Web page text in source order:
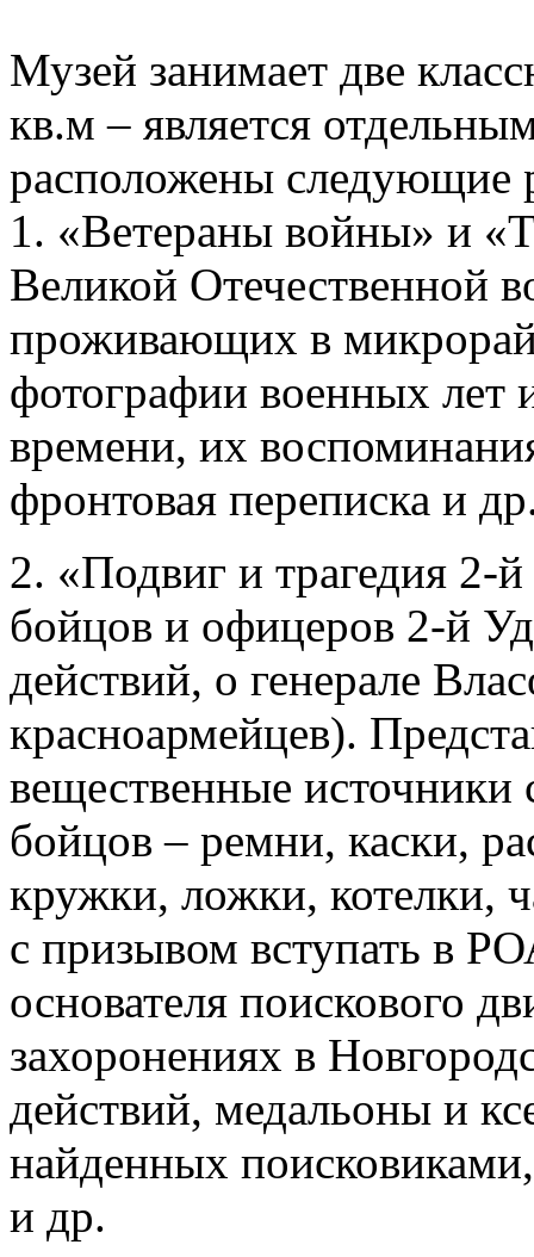
Музей занимает две
кв.м – является
расположены следующие
1. «Ветераны войны» и
Великой Отечественной
проживающих в
фотографии военных лет
времени, их
фронтовая переписка и
2. «Подвиг и трагедия 2-
бойцов и офицеров 2-й
действий, о генерале
красноармейцев).
вещественные
бойцов – ремни, каски,
кружки, ложки, котелки,
с призывом вступать в
основателя поискового
захоронениях в
действий, медальоны и
найденных
и др.